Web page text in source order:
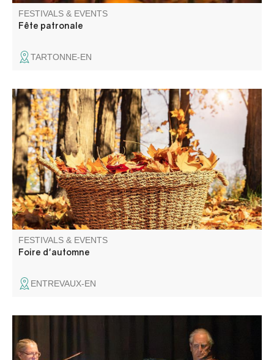
FESTIVALS & EVENTS
Fête patronale
TARTONNE-EN
Marché aux saveurs de l'automne..
FESTIVALS & EVENTS
Foire d'automne
ENTREVAUX-EN
Les dernières années du compositeur jouées par 4
comédiens et illustrées par ses compositions jouées en